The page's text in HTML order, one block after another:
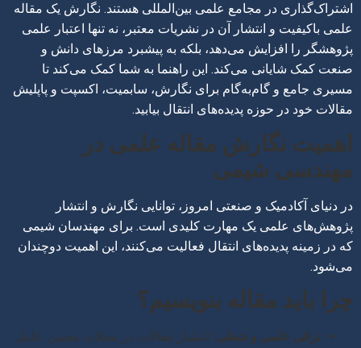
اشتراک‌گذاری در مجامع علمی بین‌المللی هستند. نگارش یک مقاله
علمی باکیفیت و انتشار آن در نشریات معتبر، نه تنها اعتبار علمی
پژوهشگر را افزایش می‌دهد، بلکه به پیشبرد مرزهای دانش و
صنعت کمک شایانی می‌کند. این راهنما به شما کمک می‌کند تا
مسیری جامع و گام‌به‌گام برای نگارش، سابمیت، اکسپت و پاپلیش
مقالات خود در حوزه پدیده‌های انتقال بیابید.
اهمیت نگارش مقاله علمی در
مهندسی شیمی
در دنیای آکادمیک و صنعتی امروز، توانایی نگارش و انتشار
پژوهش‌های علمی یک مهارت کلیدی است. برای مهندسان شیمی
که در زمینه پدیده‌های انتقال فعالیت می‌کنند، این اهمیت دوچندان
می‌شود.
چرا باید مقاله بنویسیم؟
ترقی علمی و شغلی: انتشار مقالات در مجلات معتبر، عامل